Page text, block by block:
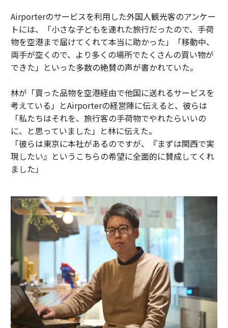
Airporterのサービスを利用した外国人観光客のアンケー
トには、「小さな子どもを連れた旅行だったので、手荷
物を空港まで届けてくれて本当に助かった」「移動中、
両手が空くので、より多くの場所でたくさんの買い物が
できた」といった多数の絶賛の声が書かれていた。
林が「買った品物を空港経由で他国に送れるサービスを
考えている」とAirporterの経営陣に伝えると、彼らは
「私たちはそれを、旅行客の手荷物でやれたらいいの
に、と思っていました」と林に伝えた。
「彼らは東京に本社があるのですが、『まずは関西で実
現したい』というこちらの希望に全面的に賛成してくれ
ました」